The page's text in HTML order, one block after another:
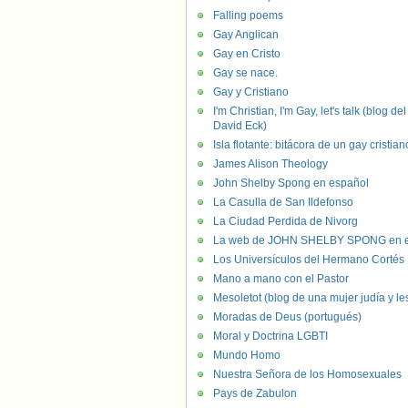
Falling poems
Gay Anglican
Gay en Cristo
Gay se nace.
Gay y Cristiano
I'm Christian, I'm Gay, let's talk (blog del
David Eck)
Isla flotante: bitácora de un gay
James Alison Theology
John Shelby Spong en español
La Casulla de San Ildefonso
La Ciudad Perdida de Nivorg
La web de JOHN SHELBY SPONG en
Los Universículos del Hermano Cortés
Mano a mano con el Pastor
Mesoletot (blog de una mujer judía y
Moradas de Deus (portugués)
Moral y Doctrina LGBTI
Mundo Homo
Nuestra Señora de los Homosexuales
Pays de Zabulon